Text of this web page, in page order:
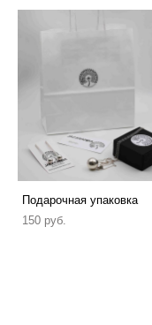
Подарочная упаковка
150 pуб.